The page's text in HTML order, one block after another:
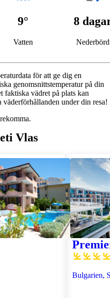
9°
Vatten
8
Nederbörd
för att ge dig en
genomsnittstemperatur på din
faktiska vädret på plats kan
väderförhållanden under din resa!
Vlas
Bulgarien,